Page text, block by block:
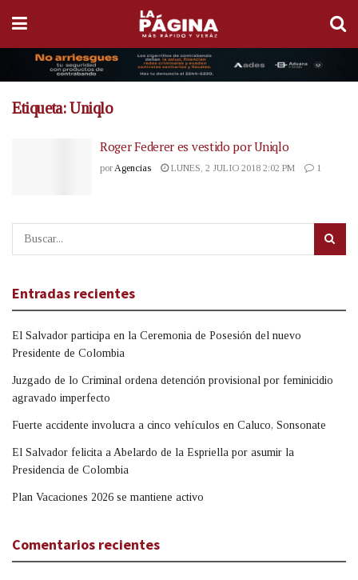
Etiqueta:Uniqlo
Roger Federer es vestido por Uniqlo
por Agencias LUNES, 2 JULIO 2018 2:02 PM 1
Entradas recientes
El Salvador participa en la Ceremonia de Posesión del nuevo
Presidente de Colombia
Juzgado de lo Criminal ordena detención provisional por feminicidio
agravado imperfecto
Fuerte accidente involucra a cinco vehículos en Caluco, Sonsonate
El Salvador felicita a Abelardo de la Espriella por asumir la
Presidencia de Colombia
Plan Vacaciones 2026 se mantiene activo
Comentarios recientes